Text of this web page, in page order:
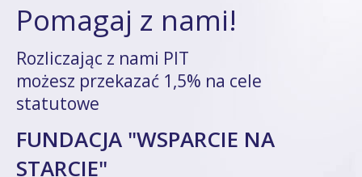
Pomagaj z nami!
Rozliczając z nami PIT
możesz przekazać 1,5% na cele
statutowe
FUNDACJA "WSPARCIE NA
STARCIE"